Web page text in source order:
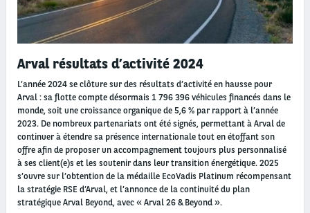
Arval résultats d’activité 2024
L’année 2024 se clôture sur des résultats d’activité en hausse pour
Arval : sa flotte compte désormais 1 796 396 véhicules financés dans le
monde, soit une croissance organique de 5,6 % par rapport à l’année
2023. De nombreux partenariats ont été signés, permettant à Arval de
continuer à étendre sa présence internationale tout en étoffant son
offre afin de proposer un accompagnement toujours plus personnalisé
à ses client(e)s et les soutenir dans leur transition énergétique. 2025
s’ouvre sur l’obtention de la médaille EcoVadis Platinum récompensant
la stratégie RSE d’Arval, et l’annonce de la continuité du plan
stratégique Arval Beyond, avec « Arval 26 & Beyond ».